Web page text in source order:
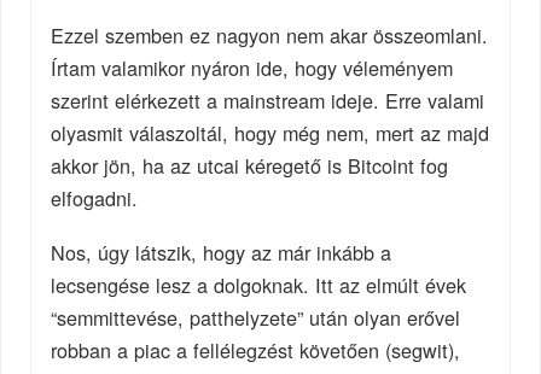
Ezzel szemben ez nagyon nem akar összeomlani.
Írtam valamikor nyáron ide, hogy véleményem
szerint elérkezett a mainstream ideje. Erre valami
olyasmit válaszoltál, hogy még nem, mert az majd
akkor jön, ha az utcai kéregető is Bitcoint fog
elfogadni.
Nos, úgy látszik, hogy az már inkább a
lecsengése lesz a dolgoknak. Itt az elmúlt évek
“semmittevése, patthelyzete” után olyan erővel
robban a piac a fellélegzést követően (segwit),